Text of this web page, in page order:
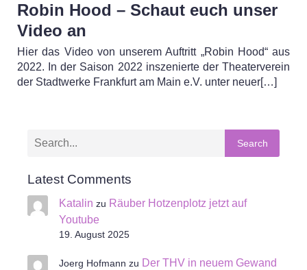
Robin Hood – Schaut euch unser
Video an
Hier das Video von unserem Auftritt „Robin Hood“ aus
2022. In der Saison 2022 inszenierte der Theaterverein
der Stadtwerke Frankfurt am Main e.V. unter neuer[…]
Search
Latest Comments
Katalin zu Räuber Hotzenplotz jetzt auf
Youtube
19. August 2025
Joerg Hofmann zu Der THV in neuem Gewand